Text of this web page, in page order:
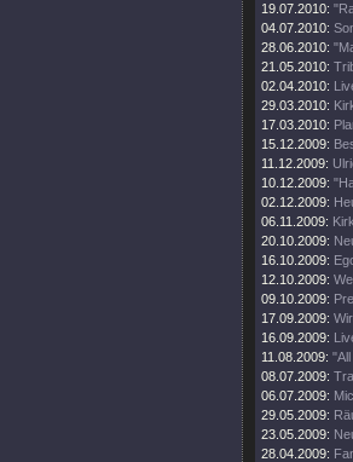
19.07.2010:
04.07.2010:
28.06.2010:
21.05.2010:
02.04.2010:
29.03.2010:
17.03.2010:
15.12.2009:
11.12.2009:
10.12.2009:
02.12.2009:
06.11.2009:
20.10.2009:
16.10.2009:
12.10.2009:
09.10.2009:
17.09.2009:
16.09.2009:
11.08.2009:
08.07.2009:
06.07.2009:
29.05.2009:
23.05.2009:
28.04.2009: